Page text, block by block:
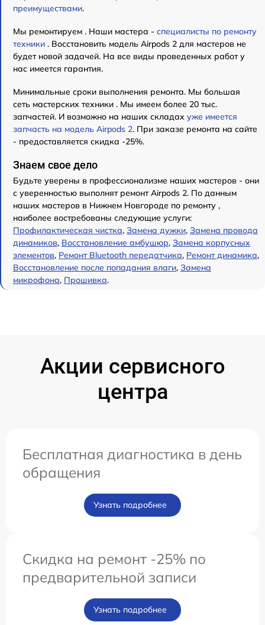
преимуществами.
Мы ремонтируем . Наши мастера - специалисты по ремонту
техники . Восстановить модель Airpods 2 для мастеров не
будет новой задачей. На все виды проведенных работ у
нас имеется гарантия.
Минимальные сроки выполнения ремонта. Мы большая
сеть мастерских техники . Мы имеем более 20 тыс.
запчастей. И возможно на наших складах уже имеется
запчасть на модель Airpods 2. При заказе ремонта на сайте
- предоставляется скидка -25%.
Знаем свое дело
Будьте уверены в профессионализме наших мастеров - они
с уверенностью выполнят ремонт Airpods 2. По данным
наших мастеров в Нижнем Новгороде по ремонту ,
наиболее востребованы следующие услуги:
Профилактическая чистка, Замена дужки, Замена провода
динамиков, Восстановление амбушюр, Замена корпусных
элементов, Ремонт Bluetooth передатчика, Ремонт динамика,
Восстановление после попадания влаги, Замена
микрофона, Прошивка.
Акции сервисного
центра
Бесплатная диагностика в день
обращения
Узнать подробнее
Скидка на ремонт -25% по
предварительной записи
Узнать подробнее